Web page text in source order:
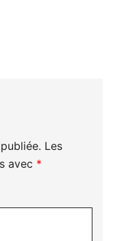
Les
avec *